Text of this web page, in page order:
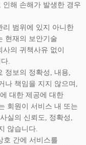
해 손해가 발생한 경우
범위에 있지 아니한
현재의 보안기술
의 귀책사유 없이
.
보의 정확성, 내용,
나 책임을 지지 않으며,
대한 제공에 대한
회원이 서비스 내 또는
실의 신뢰도, 정확성,
않습니다.
간에 서비스를